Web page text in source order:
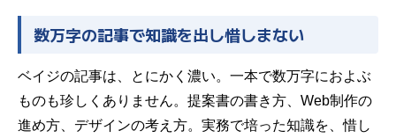
数万字の記事で知識を出し惜しまない
ベイジの記事は、とにかく濃い。一本で数万字におよぶ
ものも珍しくありません。提案書の書き方、Web制作の
進め方、デザインの考え方。実務で培った知識を、惜し